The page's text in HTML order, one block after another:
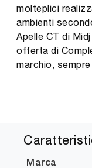
molteplici
ambienti
Apelle CT di
offerta di
marchio,
Marca